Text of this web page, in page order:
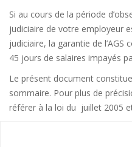
Si au cours de la période
judiciaire de votre employeur
judiciaire, la garantie de
45 jours de salaires impayés
Le présent document
sommaire. Pour plus de
référer à la loi du juillet 2005